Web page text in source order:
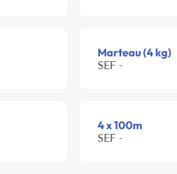
Marteau (4 kg)
SEF -
4 x 100m
SEF -